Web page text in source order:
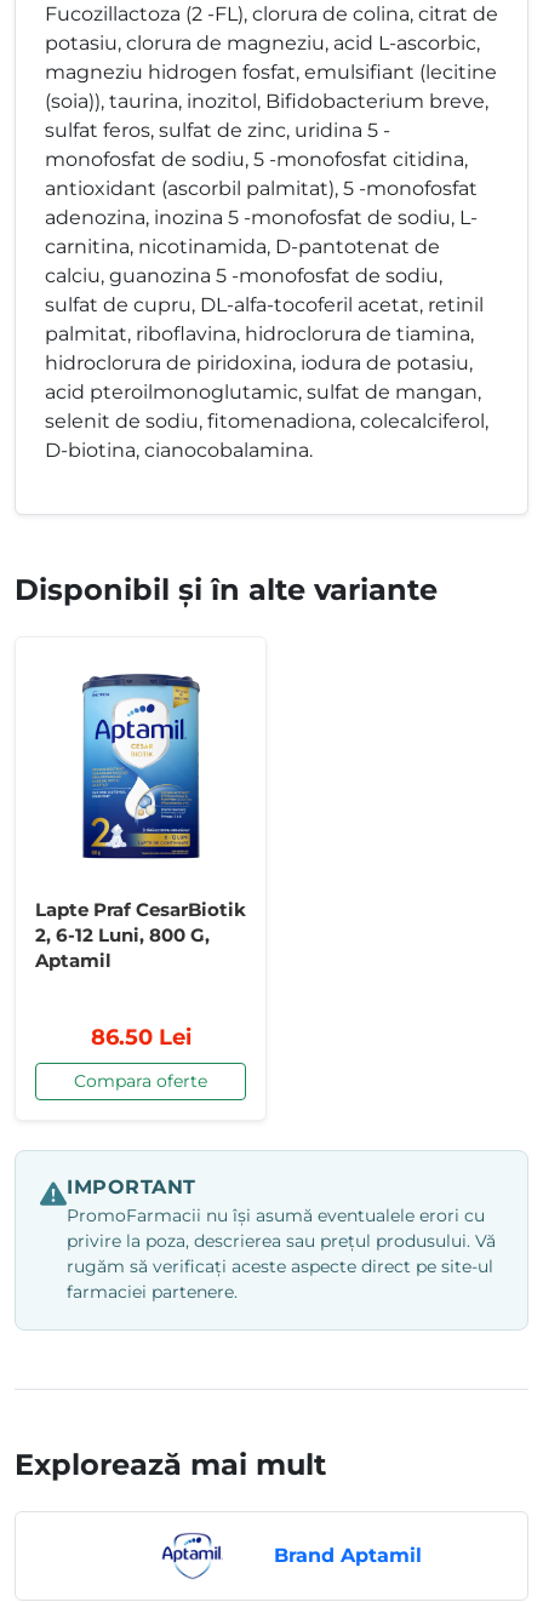
Fucozillactoza (2 -FL), clorura de colina, citrat de
potasiu, clorura de magneziu, acid L-ascorbic,
magneziu hidrogen fosfat, emulsifiant (lecitine
(soia)), taurina, inozitol, Bifidobacterium breve,
sulfat feros, sulfat de zinc, uridina 5 -
monofosfat de sodiu, 5 -monofosfat citidina,
antioxidant (ascorbil palmitat), 5 -monofosfat
adenozina, inozina 5 -monofosfat de sodiu, L-
carnitina, nicotinamida, D-pantotenat de
calciu, guanozina 5 -monofosfat de sodiu,
sulfat de cupru, DL-alfa-tocoferil acetat, retinil
palmitat, riboflavina, hidroclorura de tiamina,
hidroclorura de piridoxina, iodura de potasiu,
acid pteroilmonoglutamic, sulfat de mangan,
selenit de sodiu, fitomenadiona, colecalciferol,
D-biotina, cianocobalamina.​
Disponibil și în alte variante
Lapte Praf CesarBiotik
2, 6-12 Luni, 800 G,
Aptamil
86.50 Lei
Compara oferte
IMPORTANT
PromoFarmacii nu își asumă eventualele erori cu
privire la poza, descrierea sau prețul produsului. Vă
rugăm să verificați aceste aspecte direct pe site-ul
farmaciei partenere.
Explorează mai mult
Brand Aptamil